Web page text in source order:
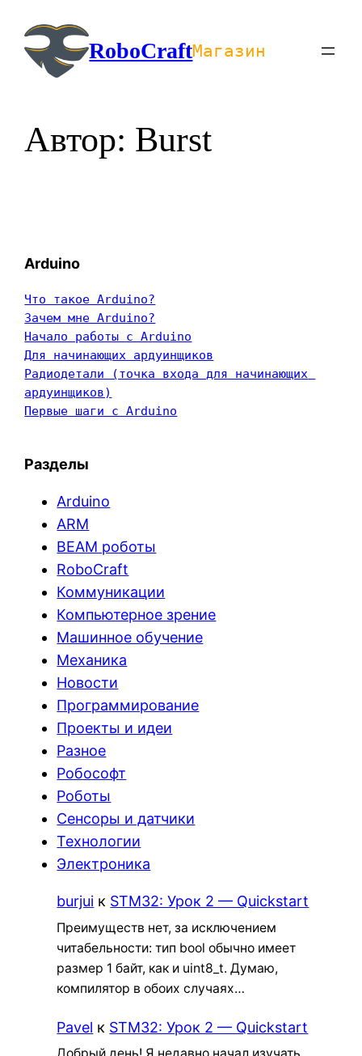
содержимомуRoboCraftМагазин
Автор: Burst
Arduino
Что такое Arduino?
Зачем мне Arduino?
Начало работы с Arduino
Для начинающих ардуинщиков
Радиодетали (точка входа для начинающих
ардуинщиков)
Первые шаги с Arduino
Разделы
Arduino
ARM
BEAM роботы
RoboCraft
Коммуникации
Компьютерное зрение
Машинное обучение
Механика
Новости
Программирование
Проекты и идеи
Разное
Робософт
Роботы
Сенсоры и датчики
Технологии
Электроника
burjui к STM32: Урок 2 — Quickstart
Преимуществ нет, за исключением
читабельности: тип bool обычно имеет
размер 1 байт, как и uint8_t. Думаю,
компилятор в обоих случаях…
Pavel к STM32: Урок 2 — Quickstart